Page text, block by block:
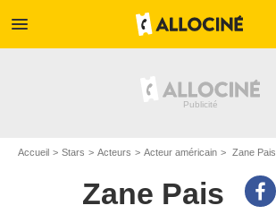
menu
Accueil Stars Acteurs Acteur américain Zane Pais
Zane Pais